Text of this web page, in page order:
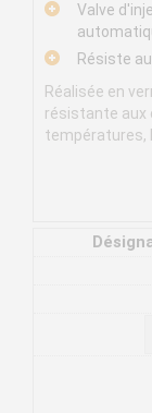
Valve
Résiste
Réalisée en
résistante aux
températures,